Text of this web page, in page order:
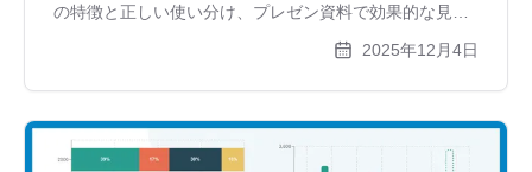
の特徴と正しい使い分け、プレゼン資料で効果的な見せ
2025年12月4日